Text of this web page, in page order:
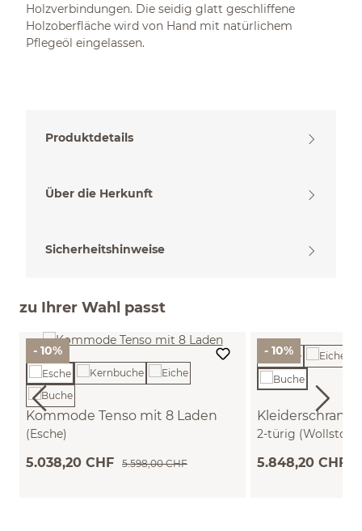
Holzverbindungen. Die seidig glatt geschliffene
Holzoberfläche wird von Hand mit natürlichem
Pflegeöl eingelassen.
Produktdetails
Über die Herkunft
Sicherheitshinweise
zu Ihrer Wahl passt
- 10%
Kommode Tenso mit 8 Laden
(Esche)
5.038,20 CHF 5.598,00 CHF
- 10%
Kleiderschrank
2-türig (Wollstoff
5.848,20 CHF